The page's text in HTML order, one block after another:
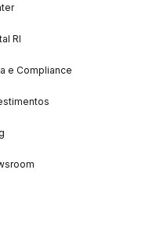
RI
e Compliance